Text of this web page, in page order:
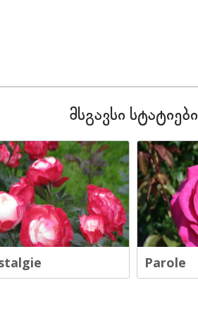
მსგავსი სტატიები
Parole